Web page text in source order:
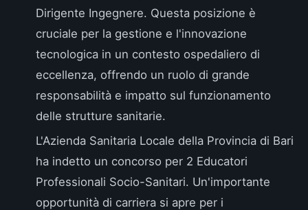
Dirigente Ingegnere. Questa posizione è
cruciale per la gestione e l'innovazione
tecnologica in un contesto ospedaliero di
eccellenza, offrendo un ruolo di grande
responsabilità e impatto sul funzionamento
delle strutture sanitarie.
L'Azienda Sanitaria Locale della Provincia di Bari
ha indetto un concorso per 2 Educatori
Professionali Socio-Sanitari. Un'importante
opportunità di carriera si apre per i